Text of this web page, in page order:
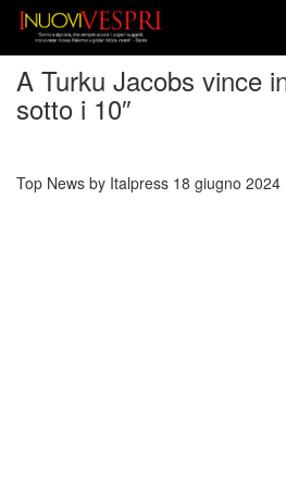
A Turku Jacobs vince
sotto i 10″
Top News by Italpress 18 giugno 2024